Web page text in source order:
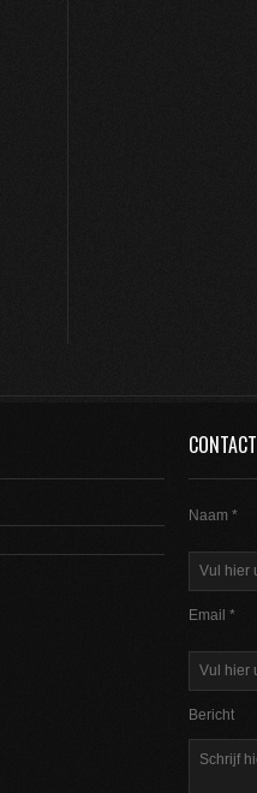
CONTACT
Naam *
Email *
Bericht